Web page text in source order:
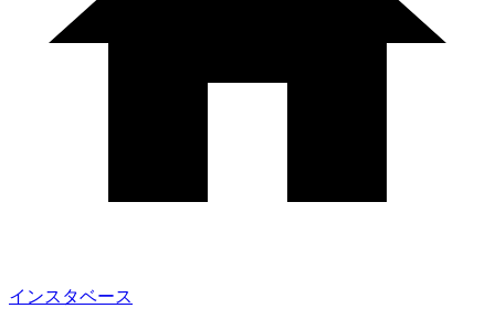
インスタベース